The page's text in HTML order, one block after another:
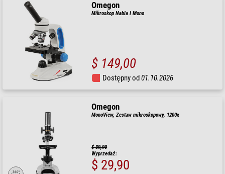
Omegon
Mikroskop Nabla I Mono
$ 149,00
Dostępny od01.10.2026
Omegon
MonoView, Zestaw mikroskopowy, 1200x
$ 39,90
Wyprzedaż:
$ 29,90